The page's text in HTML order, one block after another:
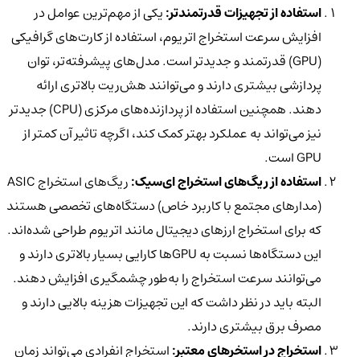
استفاده از تجهیزات قدرتمندتر:یکی از مهم‌ترین عوامل در
افزایش سرعت استخراج اتریوم، استفاده از کارت‌های گرافیکی
(GPU) قدرتمند و جدیدتر است. مدل‌های پیشرفته‌تر، توان
پردازشی بیشتری دارند و می‌توانند هش‌ریت بالاتری ارائه
دهند. همچنین استفاده از پردازنده‌های مرکزی (CPU) جدیدتر
نیز می‌تواند به عملکرد بهتر کمک کند، اگرچه تاثیر آن کمتر از
GPU است.
استفاده از ریگ‌های استخراج ای‌سیک:
ریگ‌های استخراج ASIC
(مدارهای مجتمع با کاربرد خاص) دستگاه‌های تخصصی هستند
که برای استخراج ارزهای دیجیتال مانند اتریوم طراحی شده‌اند.
این دستگاه‌ها نسبت به GPU‌ها کارایی بسیار بالاتری دارند و
می‌توانند سرعت استخراج را به‌طور چشمگیری افزایش دهند.
البته باید در نظر داشت که این تجهیزات هزینه بالایی دارند و
مصرف برق بیشتری دارند.
استخراج در استخرهای معتبر:استخراج انفرادی می‌تواند زمان